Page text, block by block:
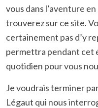
vous dans l’aventure
trouverez sur ce site.
certainement pas d’y
permettra pendant cet
quotidien pour vous
Je voudrais terminer
Légaut qui nous